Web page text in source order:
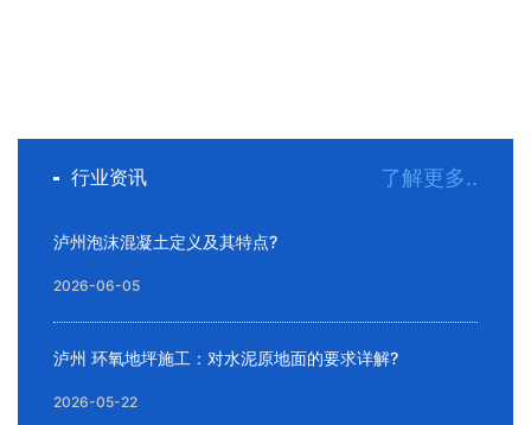
行业资讯 了解更多..
泸州泡沫混凝土定义及其特点?
2026-06-05
泸州 环氧地坪施工：对水泥原地面的要求详解?
2026-05-22